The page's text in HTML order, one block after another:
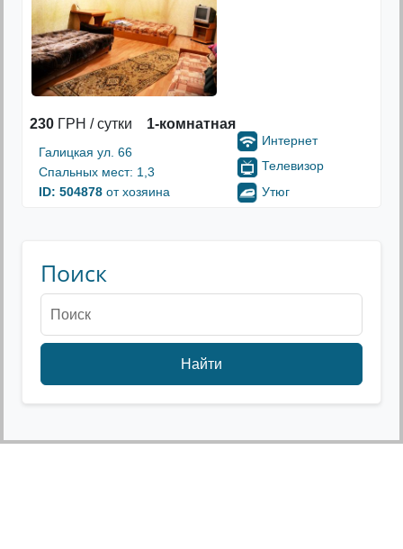
230 ГРН / сутки 1-комнатная
Галицкая ул. 66
Спальных мест: 1,3
ID: 504878 от хозяина
Интернет
Телевизор
Утюг
Поиск
Найти